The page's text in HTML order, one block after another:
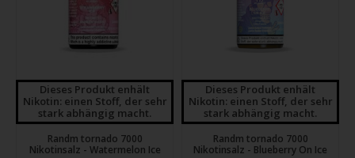
Dieses Produkt enhält
Nikotin: einen Stoff, der sehr
stark abhängig macht.
Randm tornado 7000
Nikotinsalz - Watermelon Ice
Dieses Produkt enhält
Nikotin: einen Stoff, der sehr
stark abhängig macht.
Randm tornado 7000
Nikotinsalz - Blueberry On Ice